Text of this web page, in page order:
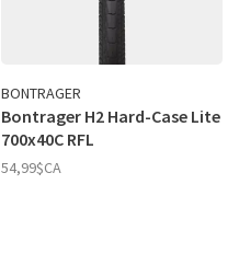
BONTRAGER
Bontrager H2 Hard-Case Lite
700x40C RFL
54,99$CA